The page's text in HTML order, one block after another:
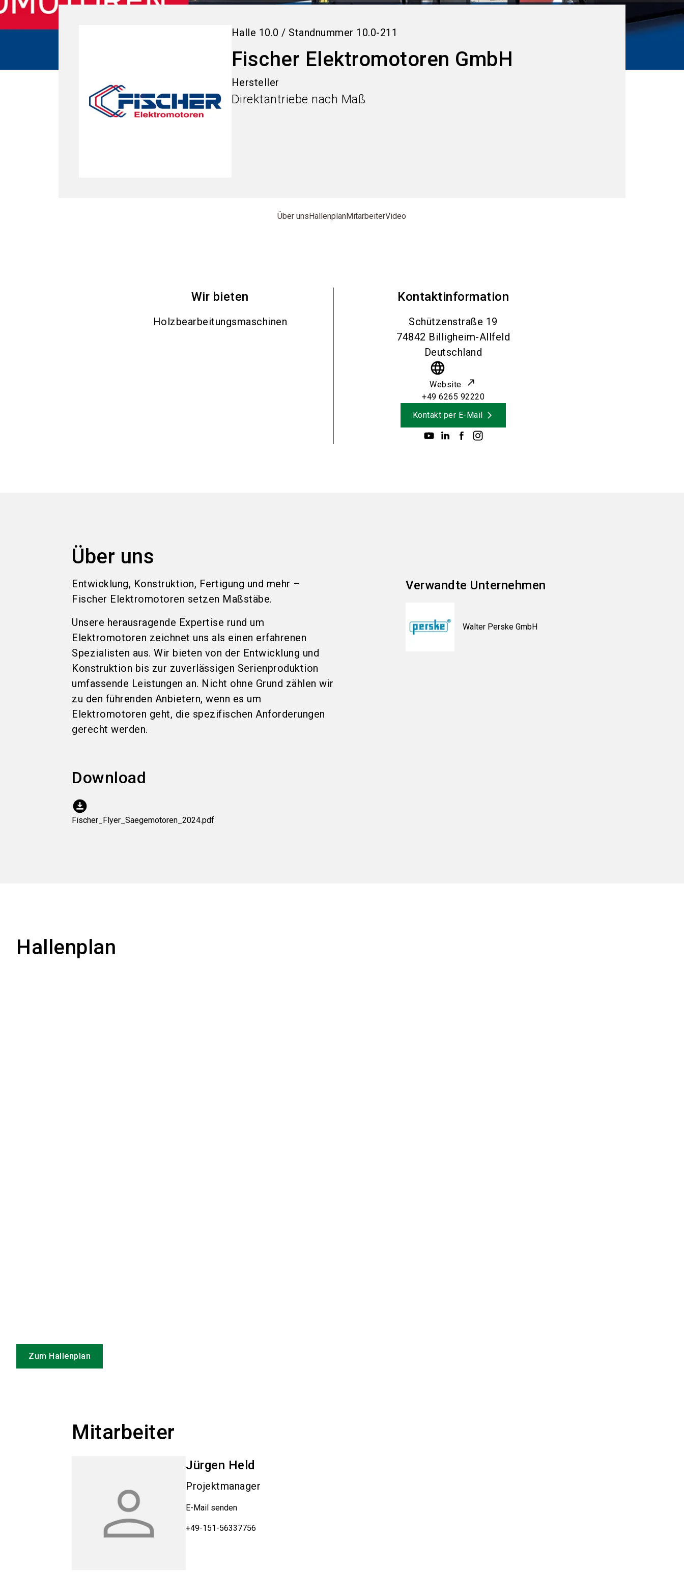
Halle 10.0 / Standnummer 10.0-211
Fischer Elektromotoren GmbH
Hersteller
Direktantriebe nach Maß
Über unsHallenplanMitarbeiterVideo
Wir bieten
Holzbearbeitungsmaschinen
Kontaktinformation
Schützenstraße 19
74842 Billigheim-Allfeld
Deutschland
language
Website
+49 6265 92220
Kontakt per E-Mail
Über uns
Entwicklung, Konstruktion, Fertigung und mehr –
Fischer Elektromotoren setzen Maßstäbe.
Unsere herausragende Expertise rund um
Elektromotoren zeichnet uns als einen erfahrenen
Spezialisten aus. Wir bieten von der Entwicklung und
Konstruktion bis zur zuverlässigen Serienproduktion
umfassende Leistungen an. Nicht ohne Grund zählen wir
zu den führenden Anbietern, wenn es um
Elektromotoren geht, die spezifischen Anforderungen
gerecht werden.
Download
download_for_offline
Fischer_Flyer_Saegemotoren_2024.pdf
Verwandte Unternehmen
Walter Perske GmbH
Hallenplan
Zum Hallenplan
Mitarbeiter
Jürgen Held
Projektmanager
E-Mail senden
+49-151-56337756